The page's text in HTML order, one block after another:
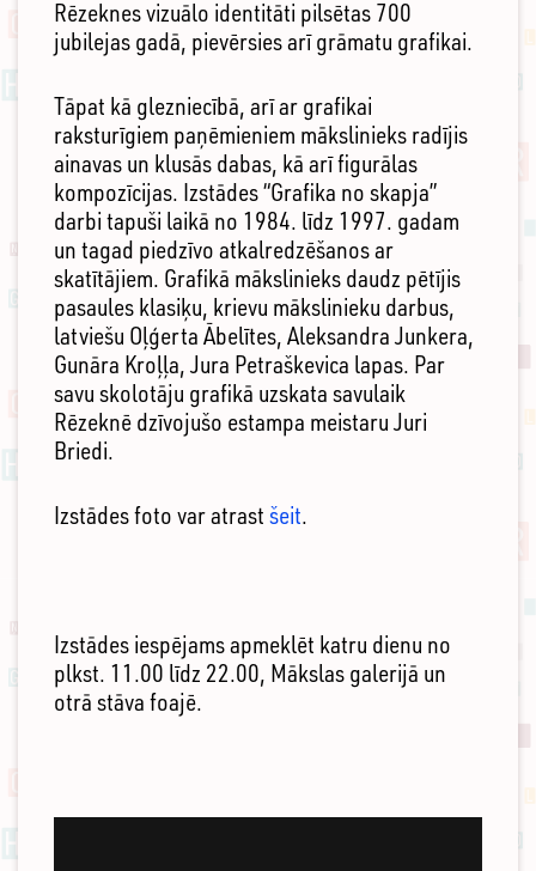
Rēzeknes vizuālo identitāti pilsētas 700
jubilejas gadā, pievērsies arī grāmatu grafikai.
Tāpat kā glezniecībā, arī ar grafikai
raksturīgiem paņēmieniem mākslinieks radījis
ainavas un klusās dabas, kā arī figurālas
kompozīcijas. Izstādes “Grafika no skapja”
darbi tapuši laikā no 1984. līdz 1997. gadam
un tagad piedzīvo atkalredzēšanos ar
skatītājiem. Grafikā mākslinieks daudz pētījis
pasaules klasiķu, krievu mākslinieku darbus,
latviešu Oļģerta Ābelītes, Aleksandra Junkera,
Gunāra Kroļļa, Jura Petraškevica lapas. Par
savu skolotāju grafikā uzskata savulaik
Rēzeknē dzīvojušo estampa meistaru Juri
Briedi.
Izstādes foto var atrast šeit.
Izstādes iespējams apmeklēt katru dienu no
plkst. 11.00 līdz 22.00, Mākslas galerijā un
otrā stāva foajē.